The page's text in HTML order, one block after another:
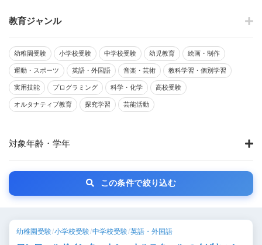
教育ジャンル
幼稚園受験 小学校受験 中学校受験 幼児教育 絵画・制作
運動・スポーツ 英語・外国語 音楽・芸術 教科学習・個別学習
実用技能 プログラミング 科学・化学 高校受験
オルタナティブ教育 探究学習 芸能活動
対象年齢・学年
この条件で絞り込む
幼稚園受験/小学校受験/中学校受験/英語・外国語